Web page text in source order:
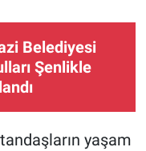
Belediyesi
Şenlikle
yaşam